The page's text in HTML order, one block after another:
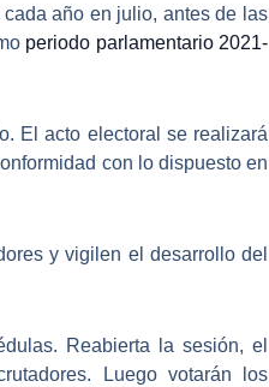
año en julio, antes de las
periodo parlamentario 2021-
El acto electoral se realizará
con lo dispuesto en
y vigilen el desarrollo del
Reabierta la sesión, el
Luego votarán los